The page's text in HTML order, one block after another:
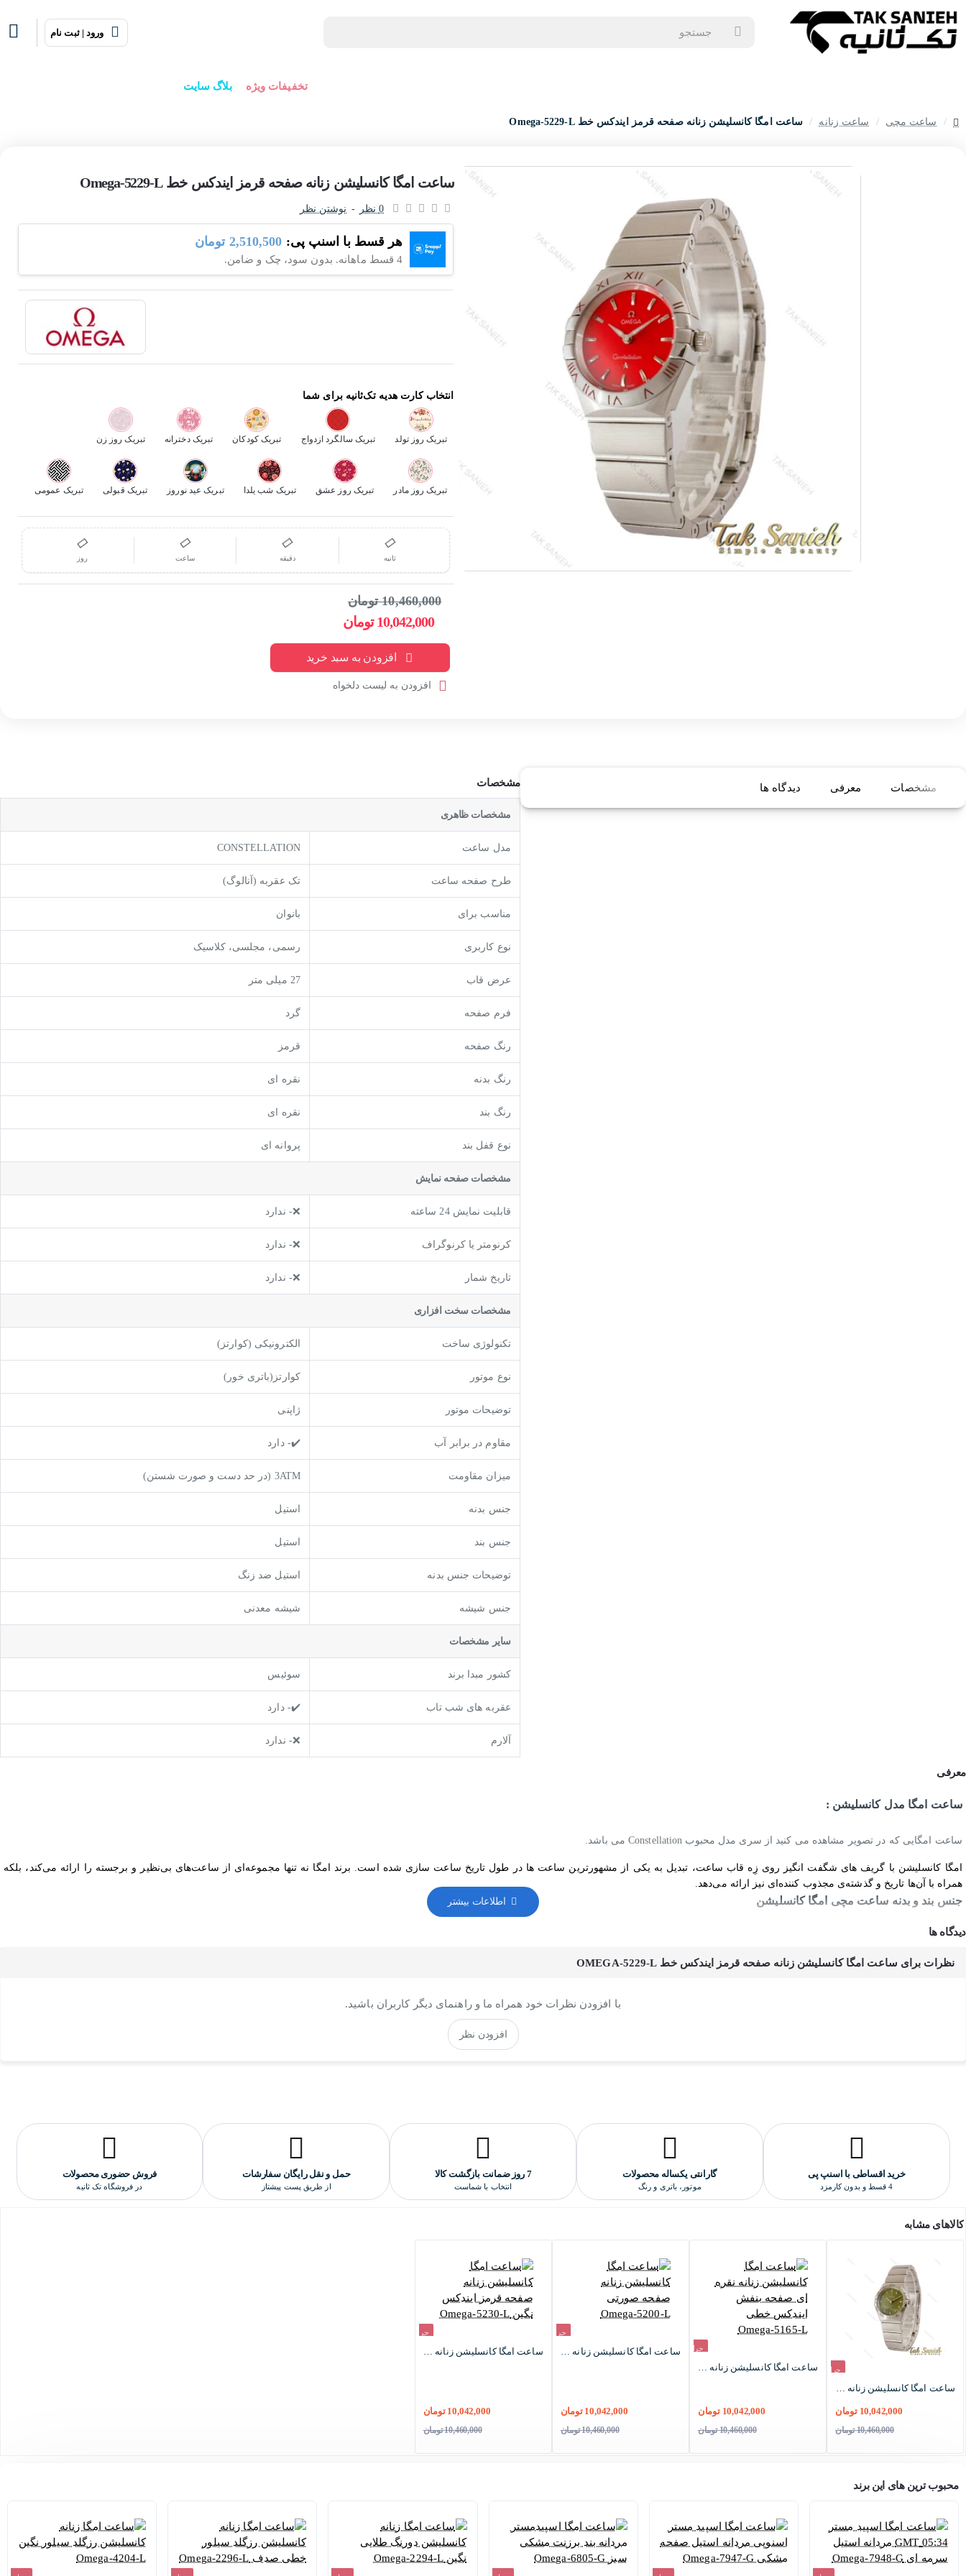
جستجو
ورود | ثبت نام
تخفیفات ویژه بلاگ سایت
ساعت مچی ساعت زنانه ساعت امگا کانسلیشن زنانه صفحه قرمز ایندکس خط Omega-5229-L
ساعت امگا کانسلیشن زنانه صفحه قرمز ایندکس خط Omega-5229-L
هر قسط با اسنپ پی: 2,510,500 تومان
4 قسط ماهانه. بدون سود، چک و ضامن.
0 نظر - نوشتن نظر
روز ساعت دقیقه ثانیه
10,042,000 تومان
10,460,000 تومان
انتخاب کارت هدیه تک‌ثانیه برای شما
تبریک روز تولد تبریک سالگرد ازدواج تبریک کودکان تبریک دخترانه تبریک روز زن
تبریک روز مادر تبریک روز عشق تبریک شب یلدا تبریک عید نوروز تبریک قبولی تبریک عمومی
افزودن به سبد خرید
افزودن به لیست دلخواه
مشخصات معرفی دیدگاه ها مشخصات
مشخصات ظاهری
مدل ساعت CONSTELLATION
طرح صفحه ساعت تک عقربه (آنالوگ)
مناسب برای بانوان
نوع کاربری رسمی، مجلسی، کلاسیک
عرض قاب 27 میلی متر
فرم صفحه گرد
رنگ صفحه قرمز
رنگ بدنه نقره ای
رنگ بند نقره ای
نوع قفل بند پروانه ای
مشخصات صفحه نمايش
قابلیت نمایش 24 ساعته ❌- ندارد
کرنومتر یا کرنوگراف ❌- ندارد
تاریخ شمار ❌- ندارد
مشخصات سخت افزاری
تکنولوژی ساخت الکترونیکی (کوارتز)
نوع موتور کوارتز(باتری خور)
توضیحات موتور ژاپنی
مقاوم در برابر آب ✔️- دارد
میزان مقاومت 3ATM (در حد دست و صورت شستن)
جنس بدنه استیل
جنس بند استیل
توضيحات جنس بدنه استیل ضد زنگ
جنس شیشه شیشه معدنی
ساير مشخصات
کشور مبدا برند سوئیس
عقربه های شب تاب ✔️- دارد
آلارم ❌- ندارد
معرفی
ساعت امگا مدل کانسلیشن :
ساعت امگایی که در تصویر مشاهده می کنید از سری مدل محبوب Constellation می باشد.
امگا کانسلیشن با گریف های شگفت انگیز روی زِه قاب ساعت، تبدیل به یکی از مشهورترین ساعت ها در طول تاریخ ساعت سازی شده است. برند امگا نه تنها مجموعه‌ای از ساعت‌های بی‌نظیر و برجسته را ارائه می‌کند، بلکه
همراه‌ با آن‌ها تاریخ و گذشته‌ی مجذوب کننده‌ای نیز ارائه می‌دهد.
جنس بند و بدنه ساعت مچی امگا کانسلیشن
جنس بدنه و بند این ساعت امگا از استیل ضدزنگ و ضدحساسیت ساخته شده و بخاطر آبکاری قوی و با ثباتی که بروی بدنه ساعت انجام شده، کاملا رنگ ثابتی دارد.
کیفیت ساخت این ساعت امگا مدل کانسلیشن "های کپی درجه یک" است که بالاترین کیفیت هایکپی است و کاملا مشابه و منطبق برنمونه اورجینالش ساخته شده است و تشخیصش از نمونه اورجینالش بسیار سخت است و حتما باید
دیدگاه ها
نظرات برای ساعت امگا کانسلیشن زنانه صفحه قرمز ایندکس خط OMEGA-5229-L
با افزودن نظرات خود همراه ما و راهنمای دیگر کاربران باشید.
افزودن نظر
خرید اقساطی با اسنپ پی
4 قسط و بدون کارمزد
گارانتی یکساله محصولات
موتور، باتری و رنگ
7 روز ضمانت بازگشت کالا
انتخاب با شماست
حمل و نقل رایگان سفارشات
از طریق پست پیشتاز
فروش حضوری محصولات
در فروشگاه تک ثانیه
کالاهای مشابه
حراج
-4%
10,042,000 تومان
10,460,000 تومان
حراج
-4%
10,042,000 تومان
10,460,000 تومان
حراج
-4%
10,042,000 تومان
10,460,000 تومان
حراج
-4%
10,042,000 تومان
10,460,000 تومان
محبوب ترین های این برند